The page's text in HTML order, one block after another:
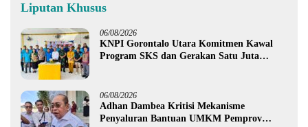
Liputan Khusus
06/08/2026
KNPI Gorontalo Utara Komitmen Kawal
Program SKS dan Gerakan Satu Juta
06/08/2026
Adhan Dambea Kritisi Mekanisme
Penyaluran Bantuan UMKM Pemprov